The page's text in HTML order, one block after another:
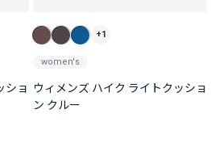
ショ
+1
women's
ウィメンズ ハイク ライトクッショ
ン クルー